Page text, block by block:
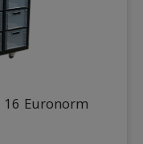
Euronorm